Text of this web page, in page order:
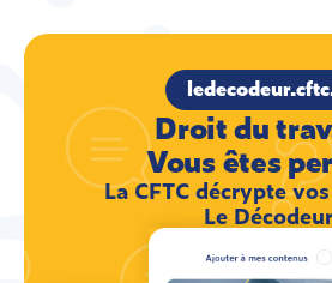
Droit du
Vous êtes
La CFTC décrypte
Le Décodeur